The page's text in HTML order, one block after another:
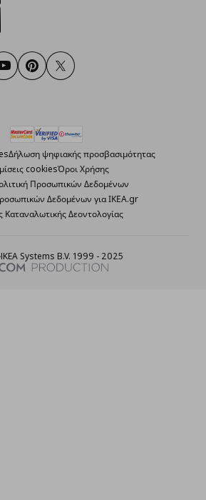
YoutubePinterestTwitter
Δήλωση ψηφιακής προσβασιμότητας
cookiesΌροι Χρήσης
Προσωπικών Δεδομένων
Δεδομένων για ΙΚΕΑ.gr
Καταναλωτικής Δεοντολογίας
Systems B.V. 1999 - 2025